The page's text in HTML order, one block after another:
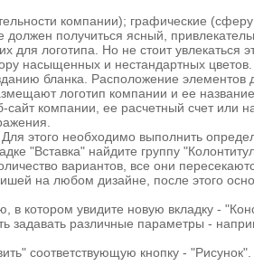
компании); графические
получиться ясный,
логотипа. Но не стоит увлекаться
насыщенных и нестандартных цветов.
бланка. Расположение
логотип компании и ее
компании, ее расчетный счет или
этого необходимо выполнить
"Вставка" найдите группу
вариантов, все они
на любом дизайне, после этого
котором увидите новую вкладку -
задавать различные параметры -
соответствующую кнопку -